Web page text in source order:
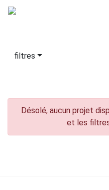
filtres
Désolé, aucun projet
et les